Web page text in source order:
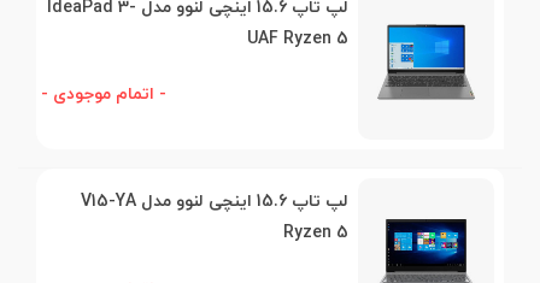
لپ تاپ 15.6 اینچی لنوو مدل IdeaPad 3-
UAF Ryzen 5
- اتمام موجودی -
لپ تاپ 15.6 اینچی لنوو مدل V15-YA
Ryzen 5